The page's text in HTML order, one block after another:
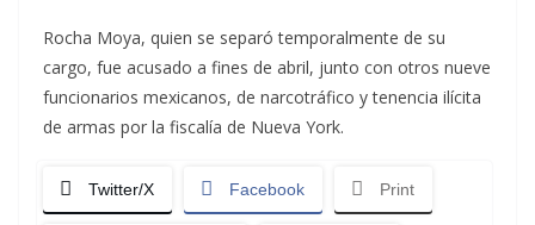
Rocha Moya, quien se separó temporalmente de su
cargo, fue acusado a fines de abril, junto con otros nueve
funcionarios mexicanos, de narcotráfico y tenencia ilícita
de armas por la fiscalía de Nueva York.
Twitter/X Facebook Print